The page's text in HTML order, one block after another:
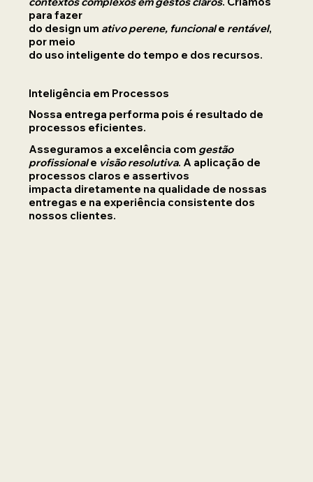
para fazer
do design um ativo perene, funcionale rentável,
por meio
do uso inteligente do tempo e dos recursos.
Inteligência em Processos
Nossa entrega performa pois é resultado de
processos eficientes.
Asseguramos a excelência com gestão
profissionale visão resolutiva. A aplicação de
processos claros e assertivos
impacta diretamente na qualidade de nossas
entregas e na experiência consistente dos
nossos clientes.